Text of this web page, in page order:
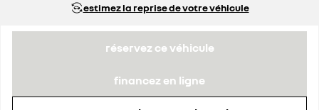
estimez la reprise de votre véhicule
réservez ce véhicule
financez en ligne